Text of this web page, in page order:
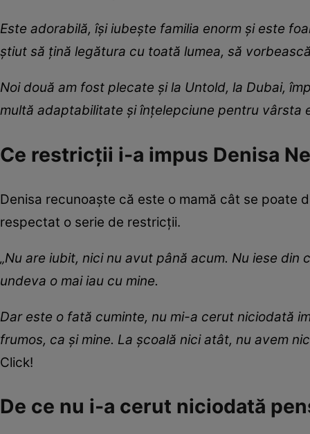
Este adorabilă, își iubește familia enorm și este
știut să țină legătura cu toată lumea, să
Noi două am fost plecate și la Untold, la Dubai,
multă adaptabilitate și înțelepciune pentru vârsta
Ce restricții i-a impus Denisa
Denisa recunoaște că este o mamă cât se poate
respectat o serie de restricții.
„Nu are iubit, nici nu avut până acum. Nu iese
undeva o mai iau cu mine.
Dar este o fată cuminte, nu mi-a cerut niciodată
frumos, ca și mine. La școală nici atât, nu avem
Click!
De ce nu i-a cerut niciodată